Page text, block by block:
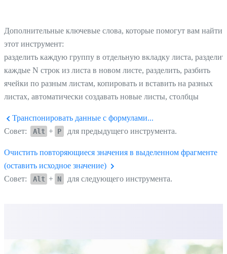
Дополнительные ключевые слова, которые помогут вам найти
этот инструмент:
разделить каждую группу в отдельную вкладку листа,
каждые N строк из листа в новом листе, разделить, разбить
ячейки по разным листам, копировать и вставить на разных
листах, автоматически создавать новые листы, столбцы
Транспонировать данные с формулами...
Совет:
Alt + P для предыдущего инструмента.
Очистить повторяющиеся значения в выделенном фрагменте
(оставить исходное значение)
Совет:
Alt + N для следующего инструмента.